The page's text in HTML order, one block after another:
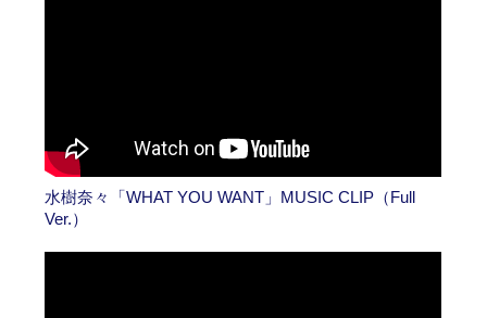
水樹奈々「WHAT YOU WANT」MUSIC CLIP（Full
Ver.）